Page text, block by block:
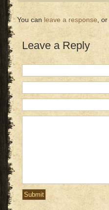
You can leave a response , or
Leave a Reply